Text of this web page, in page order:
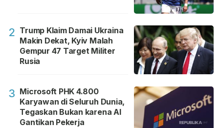
2 Trump Klaim Damai Ukraina
Makin Dekat, Kyiv Malah
Gempur 47 Target Militer
Rusia
3 Microsoft PHK 4.800
Karyawan di Seluruh Dunia,
Tegaskan Bukan karena AI
Gantikan Pekerja